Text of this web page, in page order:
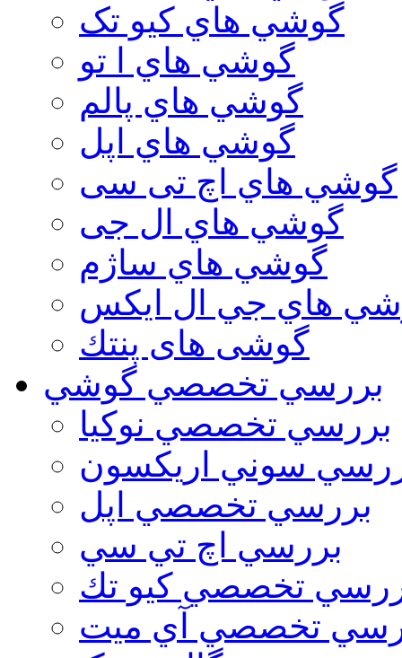
گوشي هاي کیو تک
گوشي هاي ا تو
گوشي هاي پالم
گوشي هاي اپل
گوشي هاي اچ تی سی
گوشي هاي ال جی
گوشي هاي ساژم
هاي جي ال ايكس
گوشی های پنتك
بررسي تخصصي گوشي
بررسي تخصصي نوكيا
سوني اريكسون
بررسي تخصصي اپل
بررسي اچ تي سي
تخصصي كيو تك
تخصصي آي ميت